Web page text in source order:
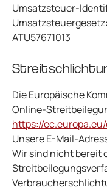
Umsatzsteuer-
Umsatzsteuergesetz:
ATU57671013
Die Europäische
Online-
https://
Unsere E-Mail-
Wir sind nicht bereit